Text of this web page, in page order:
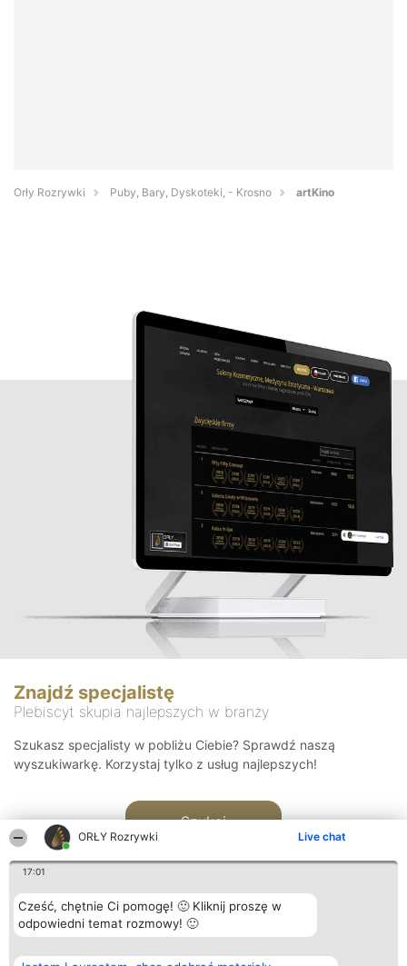
ORŁY Rozrywki Live chat
17:01
Cześć, chętnie Ci pomogę! 🙂 Kliknij proszę w
odpowiedni temat rozmowy! 🙂
Orły Rozrywki Puby, Bary, Dyskoteki, - Krosno artKino
Znajdź specjalistę
Plebiscyt skupia najlepszych w branży
Szukasz specjalisty w pobliżu Ciebie? Sprawdź naszą
wyszukiwarkę. Korzystaj tylko z usług najlepszych!
Szukaj
Organizator plebiscytu Plebiscyt Kontakt